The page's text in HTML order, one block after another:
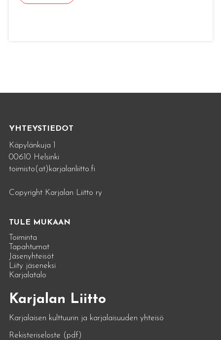
YHTEYSTIEDOT
Käpylänkuja 1
00610 Helsinki
toimisto(at)karjalanliitto.fi
Copyright Karjalan Liitto ry
TULE MUKAAN
Toiminta
Tapahtumat
Jäsenyhteisöt
Liity jäseneksi
Karjalatalo
Karjalan Liitto
Karjalaisen kulttuurin ja karjalaisuuden yhteisö
Rekisteriseloste (pdf)